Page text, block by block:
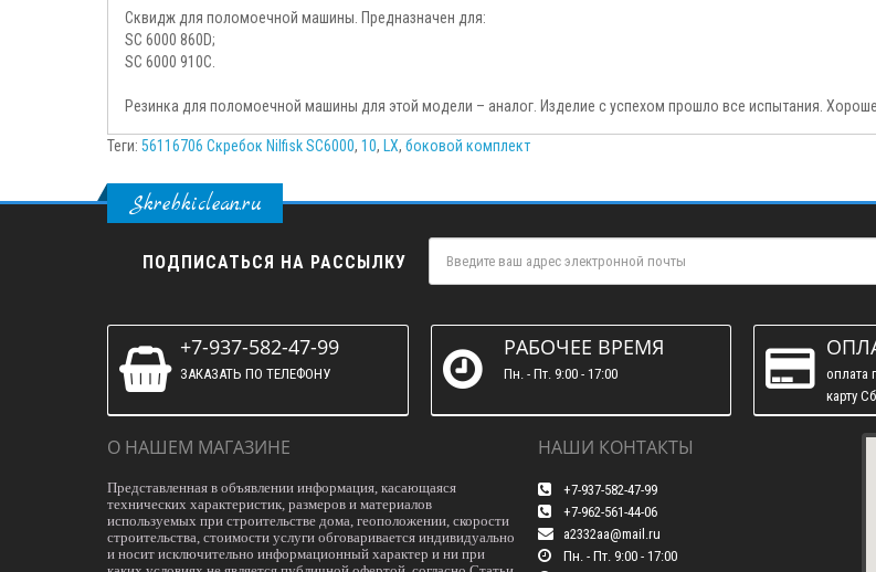
Сквидж для поломоечной машины. Предназначен для:
SC 6000 860D;
SC 6000 910C.
Резинка для поломоечной машины для этой модели – аналог. Изделие с успехом прошло все испытания.
Теги: 56116706 Скребок Nilfisk SC6000, 10, LX, боковой комплект
Skrebkiclean.ru
ПОДПИСАТЬСЯ НА РАССЫЛКУ
+7-937-582-47-99
ЗАКАЗАТЬ ПО ТЕЛЕФОНУ
РАБОЧЕЕ ВРЕМЯ
Пн. - Пт. 9:00 - 17:00
оплата
карту
О НАШЕМ МАГАЗИНЕ
Представленная в объявлении информация, касающаяся
технических характеристик, размеров и материалов
используемых при строительстве дома, геоположении, скорости
строительства, стоимости услуги обговаривается индивидуально
и носит исключительно информационный характер и ни при
НАШИ КОНТАКТЫ
+7-937-582-47-99
+7-962-561-44-06
a2332aa@mail.ru
Пн. - Пт. 9:00 - 17:00